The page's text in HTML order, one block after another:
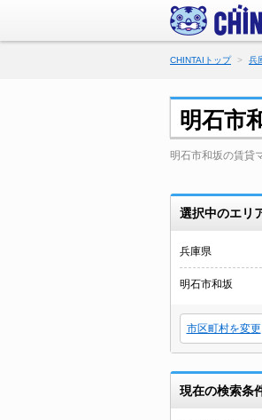
CHINTAIトップ 兵
明石市
明石市和坂の賃貸
選択中のエリ
兵庫県
明石市和坂
市区町村を変更
現在の検索条